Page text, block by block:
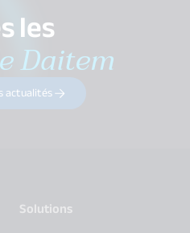
les
Daitem
actualités
Solutions